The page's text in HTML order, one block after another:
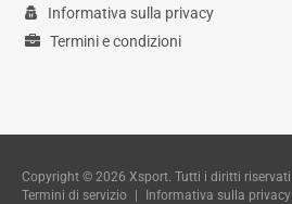
Informativa sulla privacy
Termini e condizioni
Copyright © 2026 Xsport. Tutti i diritti riservati.
Termini di servizio | Informativa sulla privacy